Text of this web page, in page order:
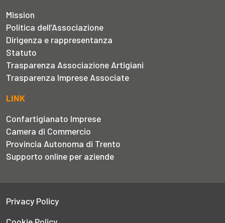
Mission
Politica dell’Associazione
Dirigenza e rappresentanza
Statuto
Trasparenza Associazione Artigiani
Trasparenza Imprese Associate
LINK
Confartigianato Imprese
Camera di Commercio
Provincia Autonoma di Trento
Supporto online per aziende
Privacy Policy